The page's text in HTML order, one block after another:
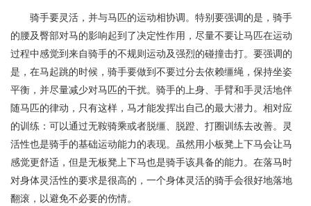
骑手要灵活，并与马匹的运动相协调。特别要强调的是，骑手
的腰及臀部对马的影响起到了决定性作用，尽量不要让马匹在运动
过程中感觉到来自骑手的不规则运动及强烈的碰撞击打。要强调的
是，在马起跳的时候，骑手要做到不要过分去依赖缰绳，保持坐姿
平衡，并尽量减少对马匹的干扰。骑手的上身、手臂和手灵活地伴
随马匹的律动，只有这样，马才能发挥出自己的最大潜力。相对应
的训练：可以通过无鞍骑乘或者脱缰、脱蹬、打圈训练去改善。灵
活性也是骑手的基础运动能力的表现。虽然用小板凳上下马会让马
感觉更舒适，但是无板凳上下马也是骑手该具备的能力。在落马时
对身体灵活性的要求是很高的，一个身体灵活的骑手会很好地落地
翻滚，以避免不必要的伤情。